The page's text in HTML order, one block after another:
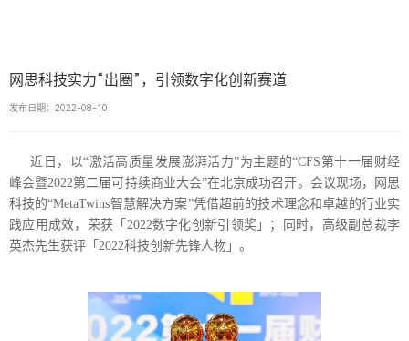
网思科技实力“出圈”，引领数字化创新赛道
发布日期：2022-08-10
近日，以“激活高质量发展澎湃活力”为主题的“CFS第十一届财经
峰会暨2022第二届可持续商业大会”在北京成功召开。会议现场，网思
科技的“MetaTwins智慧解决方案”凭借超前的技术理念和卓越的行业实
践应用成效，荣获「2022数字化创新引领奖」；同时，高级副总裁李
英杰先生获评「2022科技创新先锋人物」。